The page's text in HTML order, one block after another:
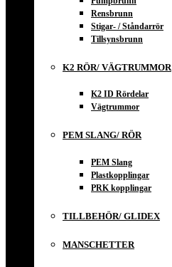
Rensbrunn
Stigar- / Ståndarrör
Tillsynsbrunn
K2 RÖR/ VÄGTRUMMOR
K2 ID Rördelar
Vägtrummor
PEM SLANG/ RÖR
PEM Slang
Plastkopplingar
PRK kopplingar
TILLBEHÖR/ GLIDEX
MANSCHETTER